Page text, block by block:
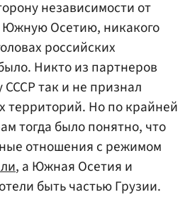
независимости от
Южную Осетию, никакого
российских
Никто из партнеров
так и не признал
территорий. Но по крайней
тогда было понятно, что
отношения с режимом
, а Южная Осетия и
быть частью Грузии.